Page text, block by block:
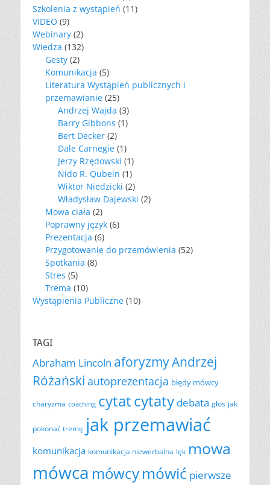
Szkolenia z wystąpień (11)
VIDEO (9)
Webinary (2)
Wiedza (132)
Gesty (2)
Komunikacja (5)
Literatura Wystąpień publicznych i
przemawianie (25)
Andrzej Wajda (3)
Barry Gibbons (1)
Bert Decker (2)
Dale Carnegie (1)
Jerzy Rzędowski (1)
Nido R. Qubein (1)
Wiktor Niedzicki (2)
Władysław Dajewski (2)
Mowa ciała (2)
Poprawny język (6)
Prezentacja (6)
Przygotowanie do przemówienia (52)
Spotkania (8)
Stres (5)
Trema (10)
Wystąpienia Publiczne (10)
TAGI
Abraham Lincoln aforyzmyAndrzej
Różański autoprezentacja błędy mówcy
charyzma coaching cytatcytaty debata głos jak
pokonać tremę jak przemawiać
komunikacja komunikacja niewerbalna lęk mowa
mówca mówcymówić pierwsze